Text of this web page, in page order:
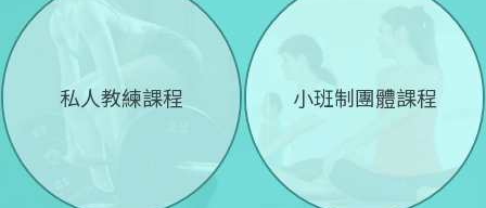
私人教練課程 小班制團體課程